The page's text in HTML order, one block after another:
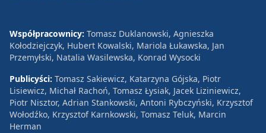
Współpracownicy: Tomasz Duklanowski, Agnieszka
Kołodziejczyk, Hubert Kowalski, Mariola Łukawska, Jan
Przemyłski, Natalia Wasilewska, Konrad Wysocki
Publicyści: Tomasz Sakiewicz, Katarzyna Gójska, Piotr
Lisiewicz, Michał Rachoń, Tomasz Łysiak, Jacek Liziniewicz,
Piotr Nisztor, Adrian Stankowski, Antoni Rybczyński, Krzysztof
Wołodźko, Krzysztof Karnkowski, Tomasz Teluk, Marcin
Herman